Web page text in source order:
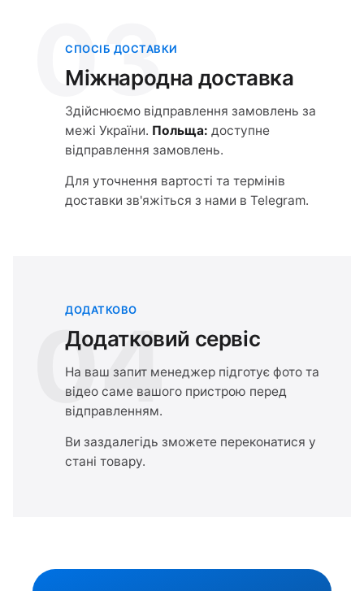
03
СПОСІБ ДОСТАВКИ
Міжнародна доставка
Здійснюємо відправлення замовлень за
межі України. Польща: доступне
відправлення замовлень.
Для уточнення вартості та термінів
доставки зв'яжіться з нами в Telegram.
04
ДОДАТКОВО
Додатковий сервіс
На ваш запит менеджер підготує фото та
відео саме вашого пристрою перед
відправленням.
Ви заздалегідь зможете переконатися у
стані товару.